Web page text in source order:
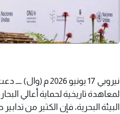
نيروبي 17 يونيو
لمعاهدة تاريخية لحماية أعالي
البيئة البحرية، فإن الكثير من